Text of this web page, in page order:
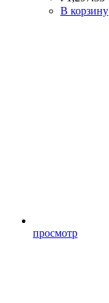
В корзину
просмотр